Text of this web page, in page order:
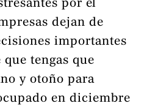
por el
dejan de
importantes
tengas que
y otoño para
en diciembre